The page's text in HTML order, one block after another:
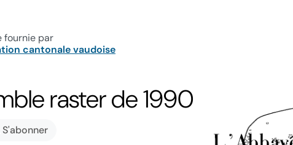
fournie par
cantonale vaudoise
raster de 1990
S'abonner